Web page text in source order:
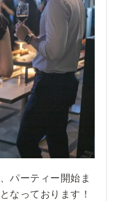
パーティー開始ま
なっております！